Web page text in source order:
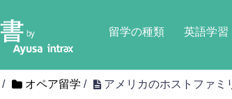
留学の種類 英語学習
/ オペア留学 / アメリカのホストファミ